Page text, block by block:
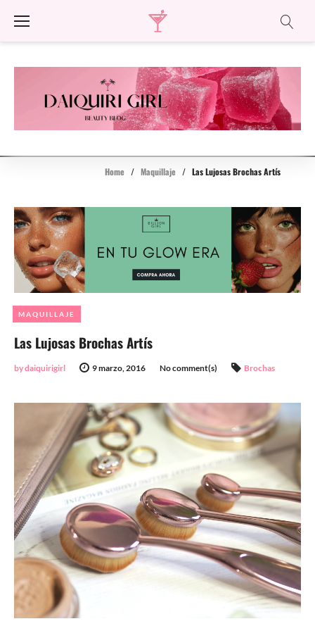
Home / Maquillaje / Las Lujosas Brochas Artís
Las Lujosas Brochas Artís
by daiquirigirl 9 marzo, 2016 No comment(s)
MAQUILLAJE
Brochas